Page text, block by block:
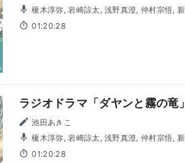
榎木淳弥, 岩崎諒太, 浅野真澄, 仲村宗悟, 新田恵海, 前田佳織里, 降幡愛, 和泉風花, 白城なお, 島本須美, ほ
か
01:20:28
ラジオドラマ「ダヤンと霧の竜」
池田あきこ
榎木淳弥, 岩崎諒太, 浅野真澄, 仲村宗悟, 新田恵海, 前田佳織里, 降幡愛, 和泉風花, 白城なお, 島本須美, ほ
か
01:20:28